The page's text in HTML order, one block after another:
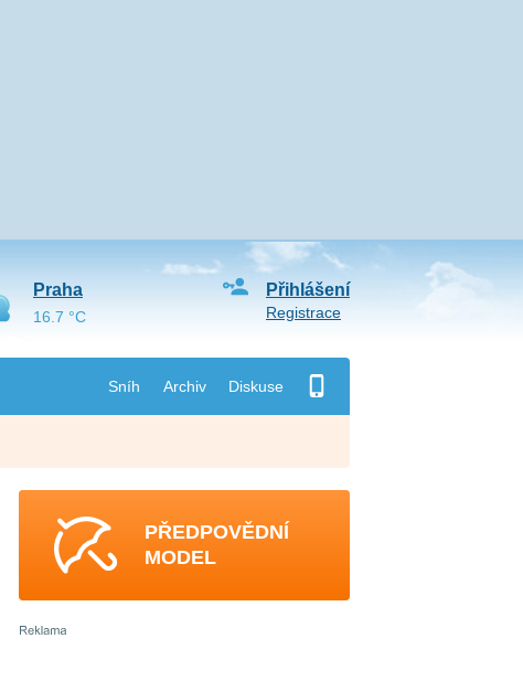
Sníh Archiv Diskuse
Přihlášení
Registrace
Praha
16.7 °C
PŘEDPOVĚDNÍ
MODEL